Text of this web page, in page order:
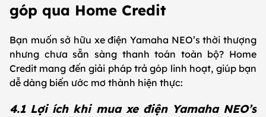
góp qua Home Credit
Bạn muốn sở hữu xe điện Yamaha NEO’s thời thượng
nhưng chưa sẵn sàng thanh toán toàn bộ? Home
Credit mang đến giải pháp trả góp linh hoạt, giúp bạn
dễ dàng biến ước mơ thành hiện thực:
4.1 Lợi ích khi mua xe điện Yamaha NEO’s